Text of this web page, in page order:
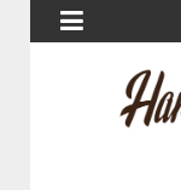
